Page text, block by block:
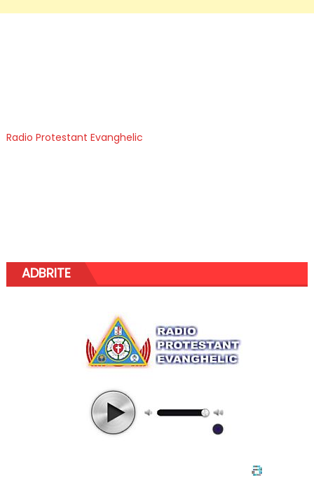
Radio Protestant Evanghelic
ADBRITE